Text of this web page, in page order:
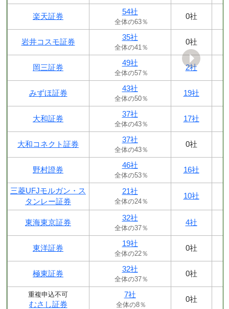
楽天証券
54社
全体の63％
0社
岩井コスモ証券
35社
全体の41％
0社
岡三証券
49社
全体の57％
2社
みずほ証券
43社
全体の50％
19社
大和証券
37社
全体の43％
17社
大和コネクト証券
37社
全体の43％
0社
野村證券
46社
全体の53％
16社
三菱UFJモルガン・ス
タンレー証券
21社
全体の24％
10社
東海東京証券
32社
全体の37％
4社
東洋証券
19社
全体の22％
0社
極東証券
32社
全体の37％
0社
重複申込不可
むさし証券
7社
全体の8％
0社